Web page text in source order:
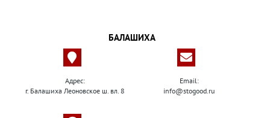
БАЛАШИХА
Адрес:
г. Балашиха Леоновское ш. вл. 8
Email:
info@stogood.ru